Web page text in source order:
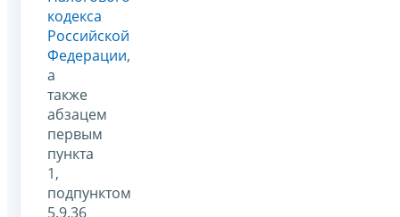
кодекса
Российской
Федерации,
а
также
абзацем
первым
пункта
1,
подпунктом
5.9.36